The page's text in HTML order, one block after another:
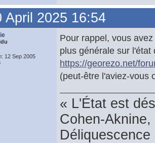
April 2025 16:54
12 Sep 2005
Pour rappel, vous
plus générale sur
https://georezo.net/
(peut-être l'aviez-vous
« L'État est
Cohen-